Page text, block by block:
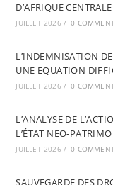
D’AFRIQUE CENTRALE
JUILLET 2026 / 0
L’INDEMNISATION
UNE EQUATION
JUILLET 2026 / 0
L’ANALYSE DE
L’ÉTAT NEO-
JUILLET 2026 / 0
SAUVEGARDE DES